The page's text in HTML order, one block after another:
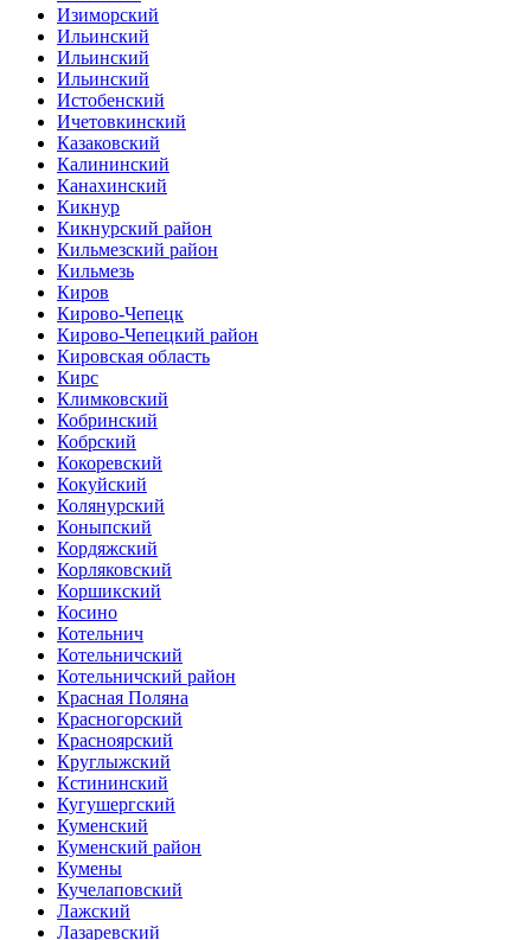
Изиморский
Ильинский
Ильинский
Ильинский
Истобенский
Ичетовкинский
Казаковский
Калининский
Канахинский
Кикнур
Кикнурский район
Кильмезский район
Кильмезь
Киров
Кирово-Чепецк
Кирово-Чепецкий район
Кировская область
Кирс
Климковский
Кобринский
Кобрский
Кокоревский
Кокуйский
Колянурский
Коныпский
Кордяжский
Корляковский
Коршикский
Косино
Котельнич
Котельничский
Котельничский район
Красная Поляна
Красногорский
Красноярский
Круглыжский
Кстининский
Кугушергский
Куменский
Куменский район
Кумены
Кучелаповский
Лажский
Лазаревский